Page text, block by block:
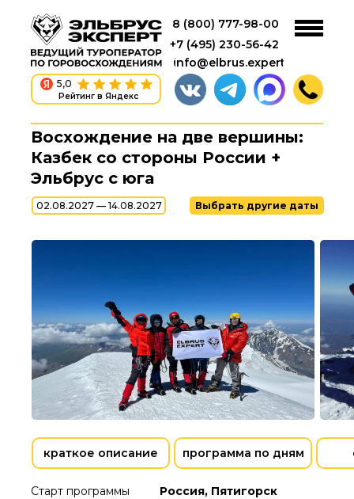
info@elbrus.expert
+7 (495) 230-56-42
8 (800) 777-98-00
5,0
Рейтинг в Яндекс
Восхождение на две вершины:
Казбек cо стороны России +
Эльбрус с юга
02.08.2027 — 14.08.2027 Выбрать другие даты
программа по дням
краткое описание
Старт программы Россия, Пятигорск